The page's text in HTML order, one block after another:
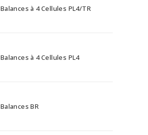
Balances à 4 Cellules PL4/TR
Balances à 4 Cellules PL4
Balances BR